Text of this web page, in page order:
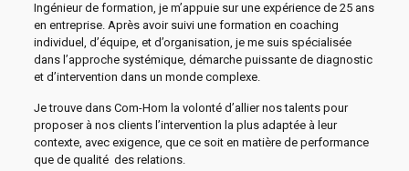
Ingénieur de formation, je m’appuie sur une expérience de 25 ans
en entreprise. Après avoir suivi une formation en coaching
individuel, d’équipe, et d’organisation, je me suis spécialisée
dans l’approche systémique, démarche puissante de diagnostic
et d’intervention dans un monde complexe.
Je trouve dans Com-Hom la volonté d’allier nos talents pour
proposer à nos clients l’intervention la plus adaptée à leur
contexte, avec exigence, que ce soit en matière de performance
que de qualité des relations.